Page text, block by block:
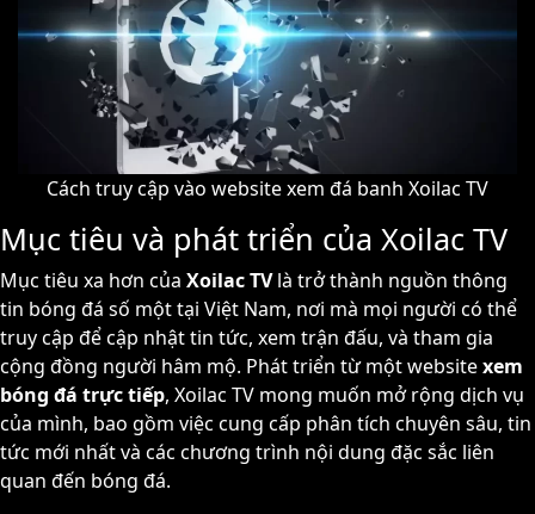
Cách truy cập vào website xem đá banh Xoilac TV
Mục tiêu và phát triển của Xoilac TV
Mục tiêu xa hơn của Xoilac TVlà trở thành nguồn thông
tin bóng đá số một tại Việt Nam, nơi mà mọi người có thể
truy cập để cập nhật tin tức, xem trận đấu, và tham gia
cộng đồng người hâm mộ. Phát triển từ một websitexem
bóng đá trực tiếp, Xoilac TV mong muốn mở rộng dịch vụ
của mình, bao gồm việc cung cấp phân tích chuyên sâu, tin
tức mới nhất và các chương trình nội dung đặc sắc liên
quan đến bóng đá.